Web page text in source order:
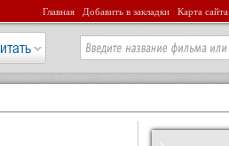
Главная Добавить в закладки Карта сайта
Читать